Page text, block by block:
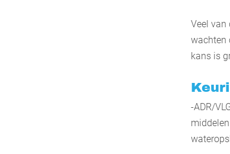
Veel van
wachten
kans is
-ADR/